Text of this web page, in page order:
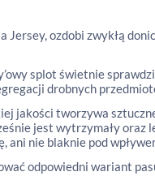
Jersey, ozdobi zwykłą
splot świetnie
drobnych
jakości tworzywa
jest wytrzymały
nie blaknie pod
odpowiedni wariant